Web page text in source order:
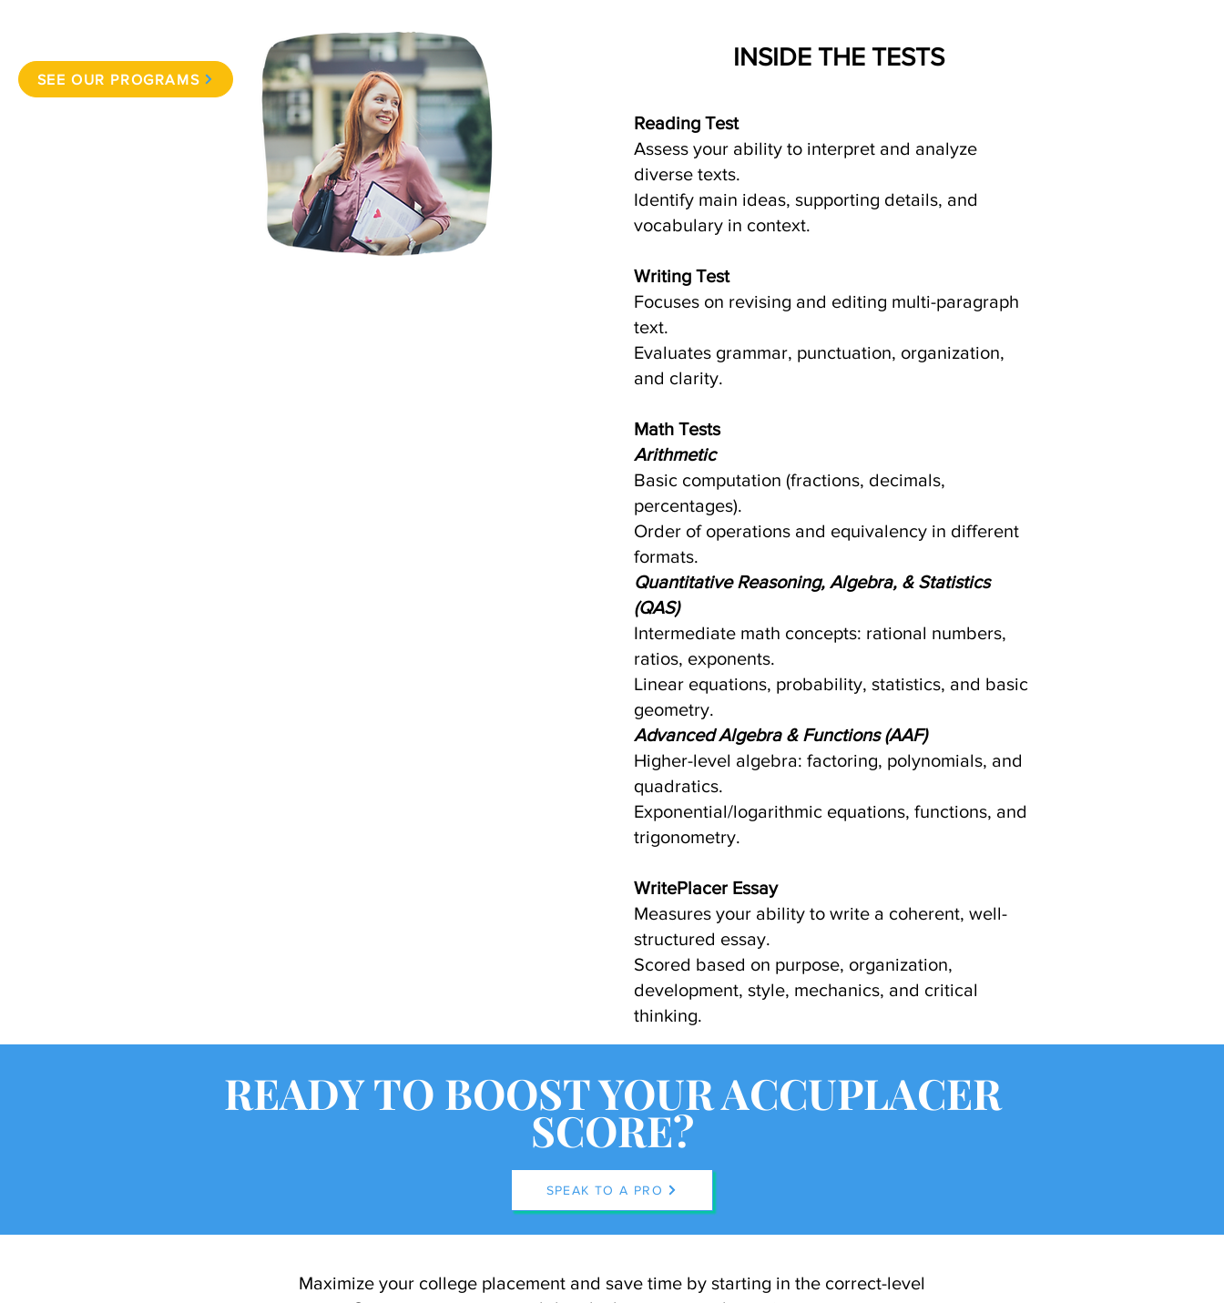
SEE OUR PROGRAMS
INSIDE THE TESTS
Reading Test
Assess your ability to interpret and analyze
diverse texts.
Identify main ideas, supporting details, and
vocabulary in context.
Writing Test
Focuses on revising and editing multi-paragraph
text.
Evaluates grammar, punctuation, organization,
and clarity.
Math Tests
Arithmetic
Basic computation (fractions, decimals,
percentages).
Order of operations and equivalency in different
formats.
Quantitative Reasoning, Algebra, & Statistics
(QAS)
Intermediate math concepts: rational numbers,
ratios, exponents.
Linear equations, probability, statistics, and basic
geometry.
Advanced Algebra & Functions (AAF)
Higher-level algebra: factoring, polynomials, and
quadratics.
Exponential/logarithmic equations, functions, and
trigonometry.
WritePlacer Essay
Measures your ability to write a coherent, well-
structured essay.
Scored based on purpose, organization,
development, style, mechanics, and critical
thinking.
READY TO BOOST YOUR ACCUPLACER
SCORE?
SPEAK TO A PRO
Maximize your college placement and save time by starting in the correct-level